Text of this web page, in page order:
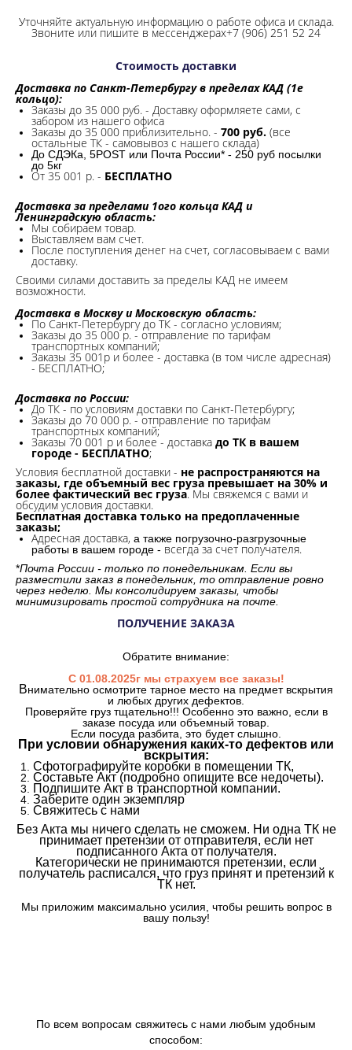
Уточняйте актуальную информацию о работе офиса и склада.
Звоните или пишите в мессенджерах+7 (906) 251 52 24
Стоимость доставки
Доставка по Санкт-Петербургу в пределах КАД (1е
кольцо):
Заказы до 35 000 руб. - Доставку оформляете сами, с
забором из нашего офиса
Заказы до 35 000 приблизительно. - 700 руб. (все
остальные ТК - самовывоз с нашего склада)
До СДЭКа, 5POST или Почта России* - 250 руб посылки
до 5кг
От 35 001 р. - БЕСПЛАТНО
Доставка за пределами 1ого кольца КАД и
Ленинградскую область:
Мы собираем товар.
Выставляем вам счет.
После поступления денег на счет, согласовываем с вами
доставку.
Своими силами доставить за пределы КАД не имеем
возможности.​
Доставка в Москву и Московскую область:
По Санкт-Петербургу до ТК - согласно условиям;
Заказы до 35 000 р. - отправление по тарифам
транспортных компаний;
Заказы 35 001р и более - доставка (в том числе адресная)
- БЕСПЛАТНО;
Доставка по России:
До ТК - по условиям доставки по Санкт-Петербургу;
Заказы до 70 000 р. - отправление по тарифам
транспортных компаний;
Заказы 70 001 р и более - доставка до ТК в вашем
городе - БЕСПЛАТНО;
Условия бесплатной доставки - не распространяются на
заказы, где объемный вес груза превышает на 30% и
более фактический вес груза. Мы свяжемся с вами и
обсудим условия доставки.
Бесплатная доставка только на предоплаченные
заказы;
Адресная доставка, а также погрузочно-разгрузочные
работы в вашем городе - всегда за счет получателя.
*Почта России - только по понедельникам. Если вы
разместили заказ в понедельник, то отправление ровно
через неделю. Мы консолидируем заказы, чтобы
минимизировать простой сотрудника на почте.
ПОЛУЧЕНИЕ ЗАКАЗА
Обратите внимание:
С 01.08.2025г мы страхуем все заказы!
Внимательно осмотрите тарное место на предмет вскрытия
и любых других дефектов.
Проверяйте груз тщательно!!! Особенно это важно, если в
заказе посуда или объемный товар.
Если посуда разбита, это будет слышно.
При условии обнаружения каких-то дефектов или
вскрытия:
Сфотографируйте коробки в помещении ТК,
Составьте Акт (подробно опишите все недочеты).
Подпишите Акт в транспортной компании.
Заберите один экземпляр
Свяжитесь с нами
Без Акта мы ничего сделать не сможем. Ни одна ТК не
принимает претензии от отправителя, если нет
подписанного Акта от получателя.
Категорически не принимаются претензии, если
получатель расписался, что груз принят и претензий к
ТК нет.
Мы приложим максимально усилия, чтобы решить вопрос в
вашу пользу!
По всем вопросам свяжитесь с нами любым удобным
способом: